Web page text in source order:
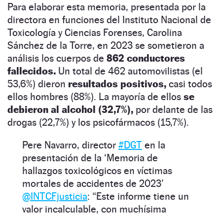
Para elaborar esta memoria, presentada por la
directora en funciones del Instituto Nacional de
Toxicología y Ciencias Forenses, Carolina
Sánchez de la Torre, en 2023 se sometieron a
análisis los cuerpos de 862 conductores
fallecidos. Un total de 462 automovilistas (el
53,6%) dieron resultados positivos, casi todos
ellos hombres (88%). La mayoría de ellos se
debieron al alcohol (32,7%), por delante de las
drogas (22,7%) y los psicofármacos (15,7%).
Pere Navarro, director #DGT en la
presentación de la ‘Memoria de
hallazgos toxicológicos en víctimas
mortales de accidentes de 2023’
@INTCFjusticia: “Este informe tiene un
valor incalculable, con muchísima